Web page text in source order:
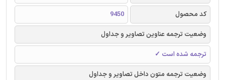
کد محصول
9450
وضعیت ترجمه عناوین تصاویر و جداول
ترجمه شده است ✓
وضعیت ترجمه متون داخل تصاویر و جداول